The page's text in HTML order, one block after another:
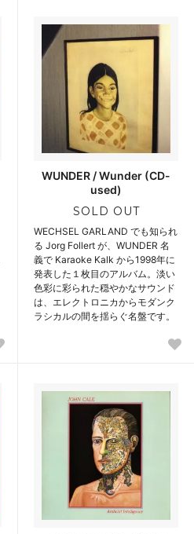
WUNDER / Wunder (CD-
used)
SOLD OUT
WECHSEL GARLAND でも知られ
る Jorg Follert が、WUNDER 名
義で Karaoke Kalk から1998年に
発表した１枚目のアルバム。淡い
色彩に彩られた穏やかなサウンド
は、エレクトロニカからモダンク
ラシカルの間を揺らぐ名盤です。